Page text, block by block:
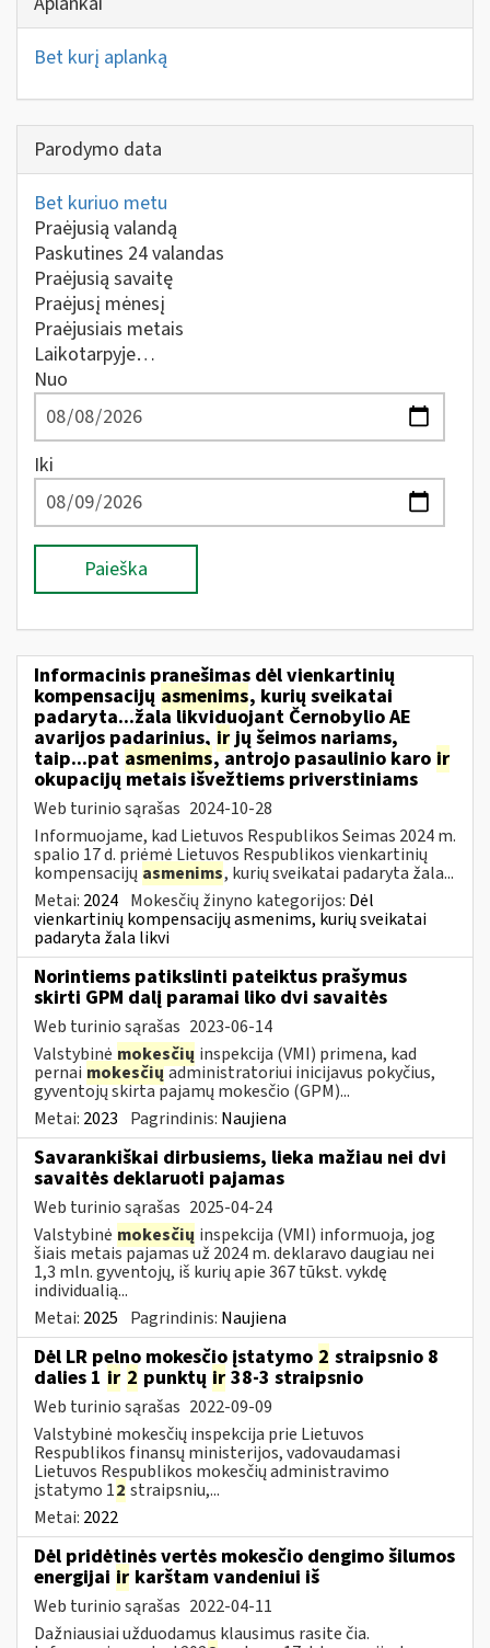
Bet kurį aplanką
Parodymo data
Bet kuriuo metu
Praėjusią valandą
Paskutines 24 valandas
Praėjusią savaitę
Praėjusį mėnesį
Praėjusiais metais
Laikotarpyje…
Nuo
Iki
Paieška
Informacinis pranešimas dėl vienkartinių
kompensacijų asmenims, kurių sveikatai
padaryta...žala likviduojant Černobylio AE
avarijos padarinius, irjų šeimos nariams,
taip...pat asmenims, antrojo pasaulinio karo ir
okupacijų metais išvežtiems priverstiniams
Web turinio sąrašas 2024-10-28
Informuojame, kad Lietuvos Respublikos Seimas 2024 m.
spalio 17 d. priėmė Lietuvos Respublikos vienkartinių
kompensacijų asmenims, kurių sveikatai padaryta žala...
Metai: 2024 Mokesčių žinyno kategorijos: Dėl
vienkartinių kompensacijų asmenims, kurių sveikatai
padaryta žala likvi
Norintiems patikslinti pateiktus prašymus
skirti GPM dalį paramai liko dvi savaitės
Web turinio sąrašas 2023-06-14
Valstybinė mokesčių inspekcija (VMI) primena, kad
pernai mokesčiųadministratoriui inicijavus pokyčius,
gyventojų skirta pajamų mokesčio (GPM)...
Metai: 2023 Pagrindinis: Naujiena
Savarankiškai dirbusiems, lieka mažiau nei dvi
savaitės deklaruoti pajamas
Web turinio sąrašas 2025-04-24
Valstybinė mokesčių inspekcija (VMI) informuoja, jog
šiais metais pajamas už 2024 m. deklaravo daugiau nei
1,3 mln. gyventojų, iš kurių apie 367 tūkst. vykdę
individualią...
Metai: 2025 Pagrindinis: Naujiena
Dėl LR pelno mokesčio įstatymo 2 straipsnio 8
dalies 1 ir 2 punktų ir 38-3 straipsnio
Web turinio sąrašas 2022-09-09
Valstybinė mokesčių inspekcija prie Lietuvos
Respublikos finansų ministerijos, vadovaudamasi
Lietuvos Respublikos mokesčių administravimo
įstatymo 12 straipsniu,...
Metai: 2022
Dėl pridėtinės vertės mokesčio dengimo šilumos
energijai ir karštam vandeniui iš
Web turinio sąrašas 2022-04-11
Dažniausiai užduodamus klausimus rasite čia.